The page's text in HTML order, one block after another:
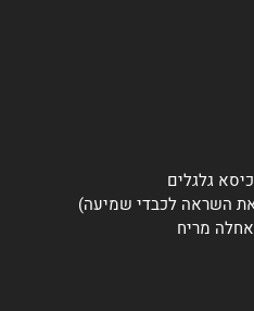
גלגלים
השראה לכבדי שמיעה)
מריח